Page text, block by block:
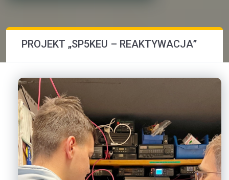
PROJEKT „SP5KEU – REAKTYWACJA”